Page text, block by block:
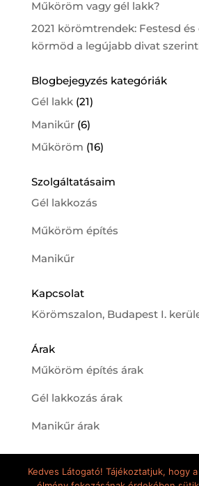
Műköröm vagy gél lakk?
2021 körömtrendek: Festesd és
körmöd a legújabb divat
Blogbejegyzés kategóriák
Gél lakk(21)
Manikűr(6)
Műköröm (16)
Szolgáltatásaim
Gél lakkozás
Műköröm építés
Manikűr
Kapcsolat
Körömszalon, Budapest I.
Árak
Műköröm építés árak
Gél lakkozás árak
Manikűr árak
Kedves Látogató! Tájékoztatjuk, hogy